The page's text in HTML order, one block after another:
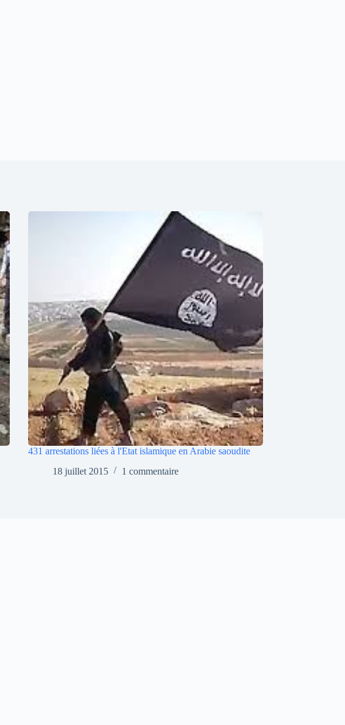
431 arrestations liées à l'Etat islamique en Arabie saoudite
18 juillet 2015
1 commentaire